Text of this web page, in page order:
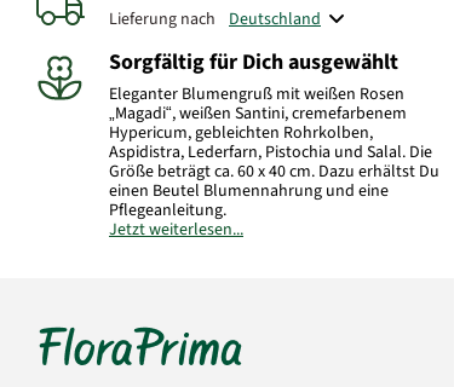
Lieferung nach
Sorgfältig für Dich ausgewählt
Eleganter Blumengruß mit weißen Rosen
„Magadi“, weißen Santini, cremefarbenem
Hypericum, gebleichten Rohrkolben,
Aspidistra, Lederfarn, Pistochia und Salal. Die
Größe beträgt ca. 60 x 40 cm. Dazu erhältst Du
einen Beutel Blumennahrung und eine
Pflegeanleitung.
Bestattungsunternehmen.
Hersteller:
Jetzt weiterlesen...